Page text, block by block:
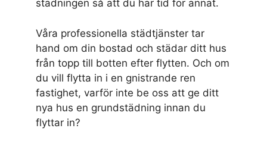
städningen så att du har tid för annat.
Våra professionella städtjänster tar
hand om din bostad och städar ditt hus
från topp till botten efter flytten. Och om
du vill flytta in i en gnistrande ren
fastighet, varför inte be oss att ge ditt
nya hus en grundstädning innan du
flyttar in?